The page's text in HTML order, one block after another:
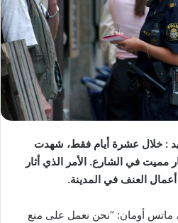
: خلال عشرة أيام فقط، شهدت
مميت في الشارع. الأمر الذي أثار
العنف في المدينة.
ماتس أومان: “نحن نعمل على منع